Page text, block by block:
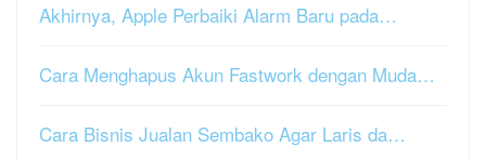
Akhirnya, Apple Perbaiki Alarm Baru pada…
Cara Menghapus Akun Fastwork dengan Muda…
Cara Bisnis Jualan Sembako Agar Laris da…